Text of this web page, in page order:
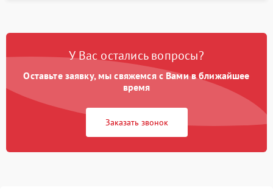
У Вас остались вопросы?
Оставьте заявку, мы свяжемся с Вами в ближайшее
время
Заказать звонок